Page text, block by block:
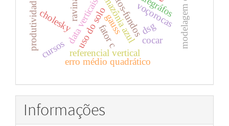
data verticaisamazônia azulvoçorocas
ravinasuso do solo
referencial vertical
altos-fundos
cocar
dsg
fator c
erro médio quadrático
gauss
cholesky
produtividade cursos
Informações